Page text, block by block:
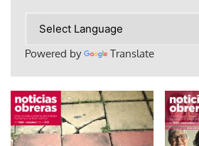
Powered by Translate